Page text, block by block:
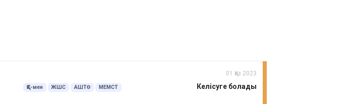
01 Қаз 2023
ҚҚС-мен ЖШС АШТӨ МЕМСТ Келісуге болады